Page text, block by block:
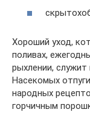
Хороший уход,
поливах,
рыхлении,
Насекомых
народных
горчичным